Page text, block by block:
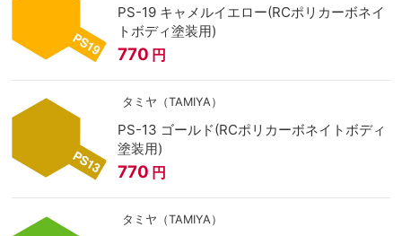
PS-19 キャメルイエロー(RCポリカーボネイ
トボディ塗装用)
770 円
タミヤ（TAMIYA）
PS-13 ゴールド(RCポリカーボネイトボディ
塗装用)
770 円
タミヤ（TAMIYA）